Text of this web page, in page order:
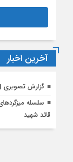
آخرین اخبار
گزارش تصویری
سلسله
قائد شهید